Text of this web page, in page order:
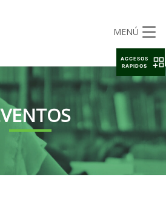
MENÚ
ACCESOS
RAPIDOS